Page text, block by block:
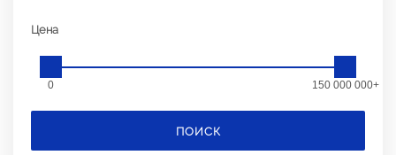
Цена
0 150 000 000+
ПОИСК